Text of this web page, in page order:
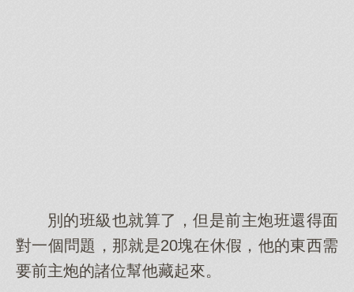
別的班級也就算了，但是前主炮班還得面
對一個問題，那就是20塊在休假，他的東西需
要前主炮的諸位幫他藏起來。